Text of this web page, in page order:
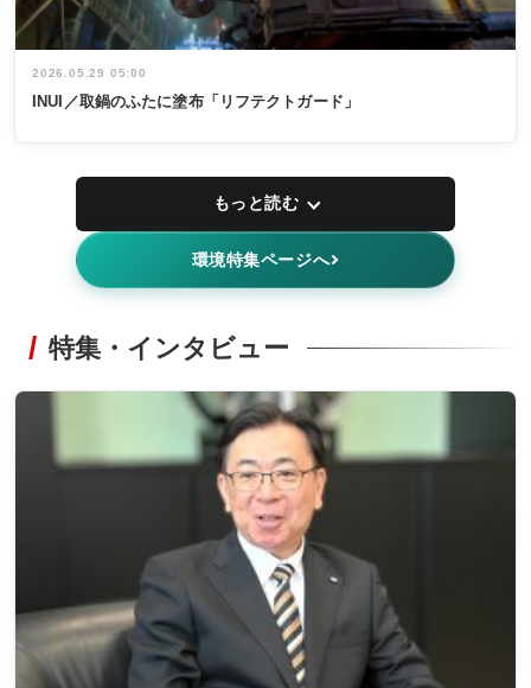
2026.05.29 05:00
INUI／取鍋のふたに塗布「リフテクトガード」
もっと読む
環境特集ページへ
特集・インタビュー